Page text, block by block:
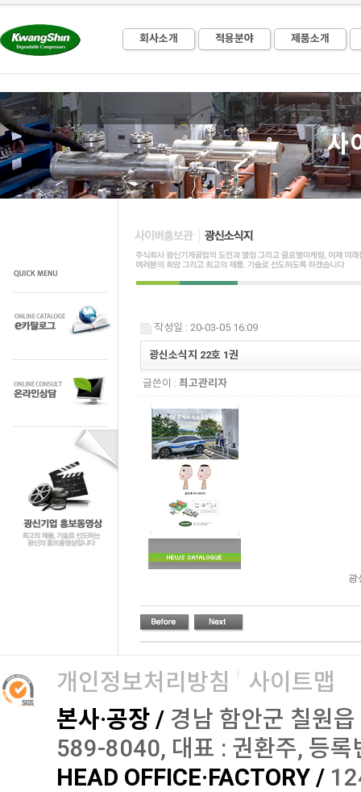
회사소개 적용분야 제품소개
사
작성일 : 20-03-05 16:09
광신소식지 22호 1권
글쓴이 : 최고관리자
광
개인정보처리방침
사이트맵
본사·공장 / 경남 함안군 칠원
589-8040, 대표 : 권환주, 등
HEAD OFFICE·FACTORY /